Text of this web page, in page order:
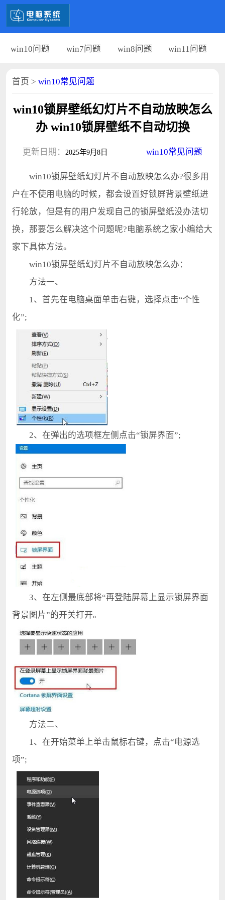
win10问题 win7问题 win8问题 win11问题
首页 > win10常见问题
win10锁屏壁纸幻灯片不自动放映怎么
办 win10锁屏壁纸不自动切换
更新日期： 2025年9月8日 win10常见问题
win10锁屏壁纸幻灯片不自动放映怎么办?很多用
户在不使用电脑的时候，都会设置好锁屏背景壁纸进
行轮放，但是有的用户发现自己的锁屏壁纸没办法切
换，那要怎么解决这个问题呢?电脑系统之家小编给大
家下具体方法。
win10锁屏壁纸幻灯片不自动放映怎么办：
方法一、
1、首先在电脑桌面单击右键，选择点击“个性
化”;
2、在弹出的选项框左侧点击“锁屏界面”;
3、在左侧最底部将“再登陆屏幕上显示锁屏界面
背景图片”的开关打开。
方法二、
1、在开始菜单上单击鼠标右键，点击“电源选
项”;